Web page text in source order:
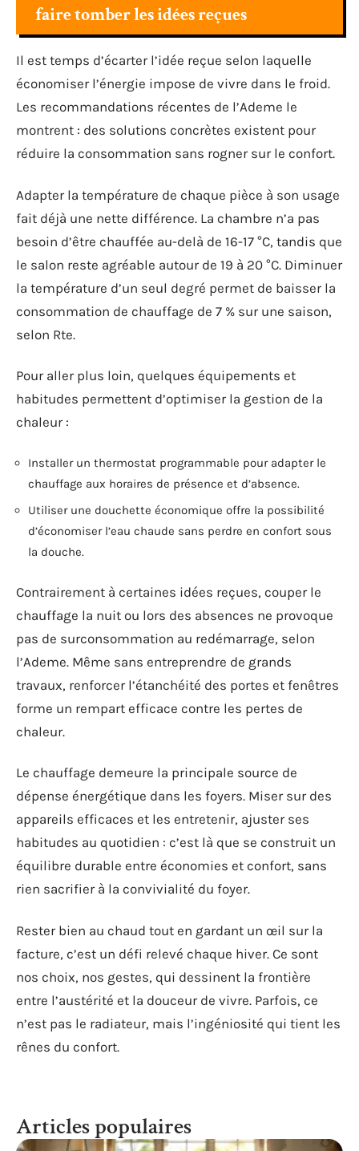
faire tomber les idées reçues
Il est temps d’écarter l’idée reçue selon laquelle
économiser l’énergie impose de vivre dans le froid.
Les recommandations récentes de l’Ademe le
montrent : des solutions concrètes existent pour
réduire la consommation sans rogner sur le confort.
Adapter la température de chaque pièce à son usage
fait déjà une nette différence. La chambre n’a pas
besoin d’être chauffée au-delà de 16-17 °C, tandis que
le salon reste agréable autour de 19 à 20 °C. Diminuer
la température d’un seul degré permet de baisser la
consommation de chauffage de 7 % sur une saison,
selon Rte.
Pour aller plus loin, quelques équipements et
habitudes permettent d’optimiser la gestion de la
chaleur :
Installer un thermostat programmable pour adapter le
chauffage aux horaires de présence et d’absence.
Utiliser une douchette économique offre la possibilité
d’économiser l’eau chaude sans perdre en confort sous
la douche.
Contrairement à certaines idées reçues, couper le
chauffage la nuit ou lors des absences ne provoque
pas de surconsommation au redémarrage, selon
l’Ademe. Même sans entreprendre de grands
travaux, renforcer l’étanchéité des portes et fenêtres
forme un rempart efficace contre les pertes de
chaleur.
Le chauffage demeure la principale source de
dépense énergétique dans les foyers. Miser sur des
appareils efficaces et les entretenir, ajuster ses
habitudes au quotidien : c’est là que se construit un
équilibre durable entre économies et confort, sans
rien sacrifier à la convivialité du foyer.
Rester bien au chaud tout en gardant un œil sur la
facture, c’est un défi relevé chaque hiver. Ce sont
nos choix, nos gestes, qui dessinent la frontière
entre l’austérité et la douceur de vivre. Parfois, ce
n’est pas le radiateur, mais l’ingéniosité qui tient les
rênes du confort.
Articles populaires